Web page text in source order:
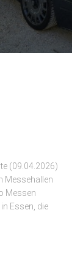
(09.04.2026)
Messehallen
Messen
Essen, die